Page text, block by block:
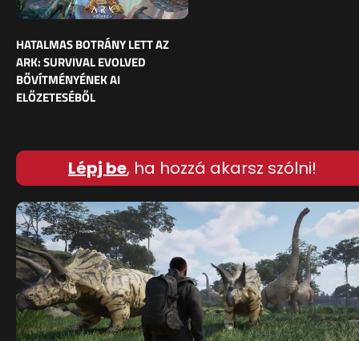
HATALMAS BOTRÁNY LETT AZ
ARK: SURVIVAL EVOLVED
BŐVÍTMÉNYÉNEK AI
ELŐZETESÉBŐL
Lépj be, ha hozzá akarsz szólni!